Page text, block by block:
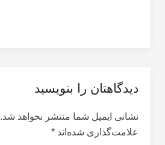
دیدگاهتان را بنویسید
نشانی ایمیل شما منتشر نخواهد شد.
علامت‌گذاری شده‌اند *